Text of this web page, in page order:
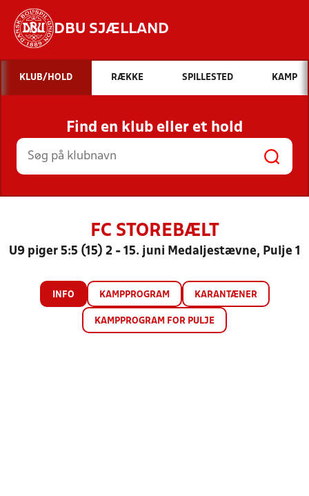
DBU SJÆLLAND
Hvad vil du søge efter?
INDHOLD OG NYHEDER
STILLINGER, RESULTATER, KLUBBER OG
HOLD
KLUB/HOLD RÆKKE SPILLESTED KAMP
Find en klub eller et hold
FC STOREBÆLT
U9 piger 5:5 (15) 2 - 15. juni Medaljestævne, Pulje 1
INFO KAMPPROGRAM KARANTÆNER
KAMPPROGRAM FOR PULJE